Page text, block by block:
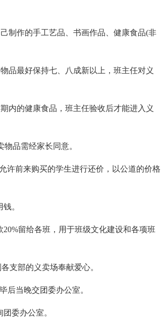
制作的手工艺品、书画作品、健康食品(非
品最好保持七、八成新以上，班主任对义
内的健康食品，班主任验收后才能进入义
品需经家长同意。
许前来购买的学生进行还价，以公道的价格
。
留给各班，用于班级文化建设和各项班
支部的义卖场奉献爱心。
后当晚交团委办公室。
委办公室。